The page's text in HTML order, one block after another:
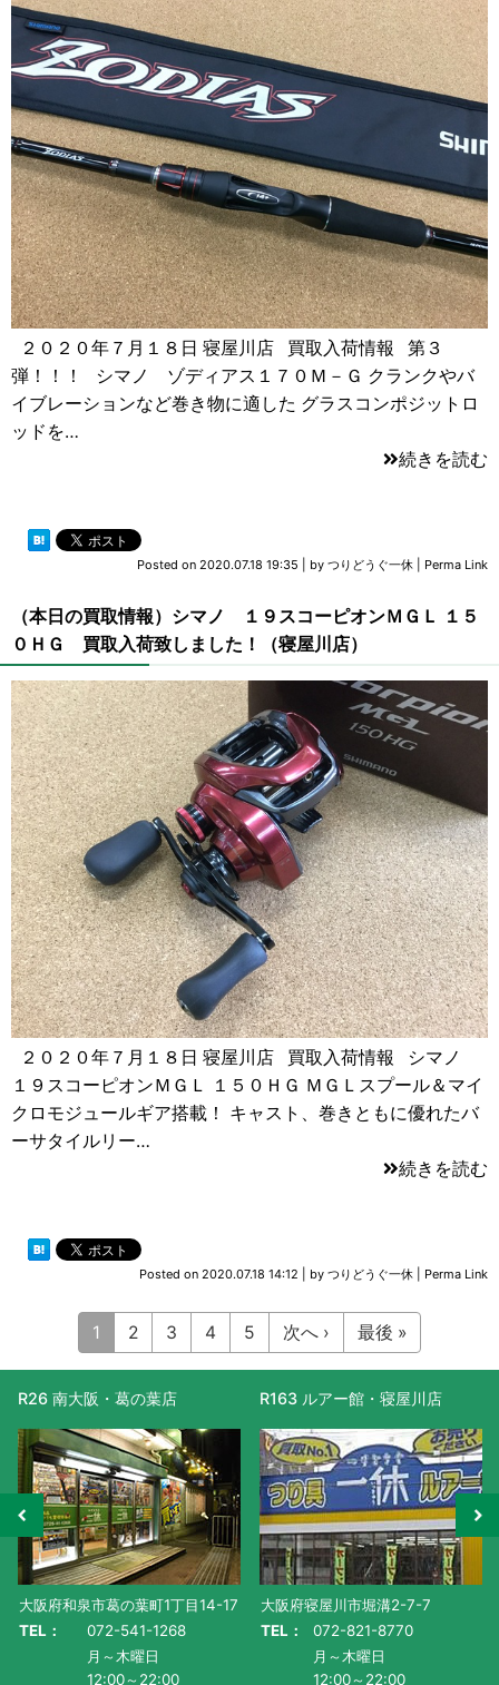
２０２０年７月１８日 寝屋川店 買取入荷情報 第３
弾！！！ シマノ ゾディアス１７０Ｍ－Ｇ クランクやバ
イブレーションなど巻き物に適した グラスコンポジットロ
ッドを…
続きを読む
Posted on 2020.07.18 19:35 by つりどうぐ一休 Perma Link
（本日の買取情報）シマノ １９スコーピオンＭＧＬ １５
０ＨＧ 買取入荷致しました！（寝屋川店）
２０２０年７月１８日 寝屋川店 買取入荷情報 シマノ
１９スコーピオンＭＧＬ １５０ＨＧ ＭＧＬスプール＆マイ
クロモジュールギア搭載！ キャスト、巻きともに優れたバ
ーサタイルリー…
続きを読む
Posted on 2020.07.18 14:12 by つりどうぐ一休 Perma Link
1 2 3 4 5 次へ › 最後 »
R163 ルアー館・寝屋川店
大阪府寝屋川市堀溝2-7-7
TEL：
072-821-8770
月～木曜日
12:00～22:00
R477 滋賀守山店
滋賀県守山市水保町1130番地-1
TEL：
077-585-5011
月～金曜日・祝
AM10:00～PM9:00